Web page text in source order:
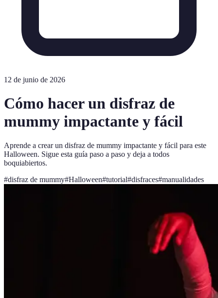
12 de junio de 2026
Cómo hacer un disfraz de
mummy impactante y fácil
Aprende a crear un disfraz de mummy impactante y fácil para este
Halloween. Sigue esta guía paso a paso y deja a todos
boquiabiertos.
#disfraz de mummy#Halloween#tutorial#disfraces#manualidades